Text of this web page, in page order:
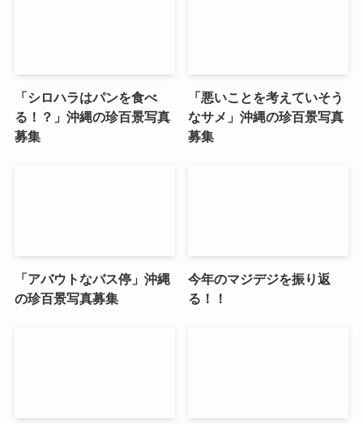
「シロハラはパンを食べ
る！？」沖縄の珍百景写真
募集
「悪いことを考えていそう
なサメ」沖縄の珍百景写真
募集
「アバウトなバス停」沖縄
の珍百景写真募集
今年のマジデジを振り返
る！！